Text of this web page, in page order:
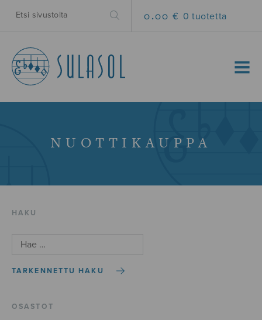
0.00 € 0 tuotetta
MENU
NUOTTIKAUPPA
HAKU
TARKENNETTU HAKU
OSASTOT